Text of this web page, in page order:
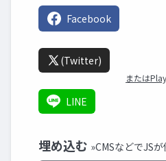
Facebook
(Twitter)
または
LINE
埋め込む »CMSなどでJS